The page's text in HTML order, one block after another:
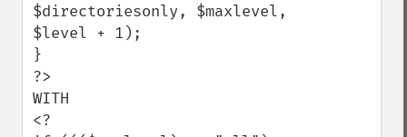
$directoriesonly, $maxlevel,
$level + 1);
}
?>
WITH
<?